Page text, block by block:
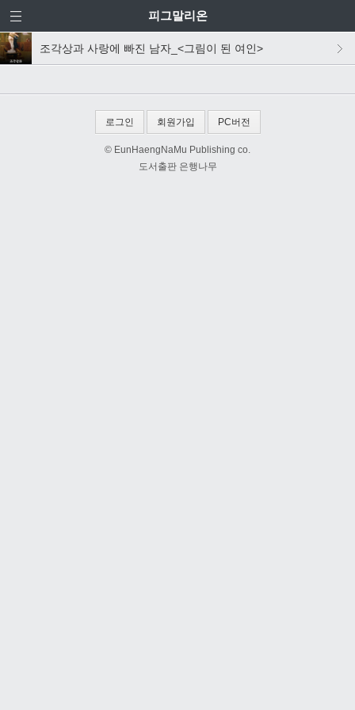
피그말리온
조각상과 사랑에 빠진 남자_<그림이 된 여인>
로그인 회원가입 PC버전
© EunHaengNaMu Publishing co.
도서출판 은행나무